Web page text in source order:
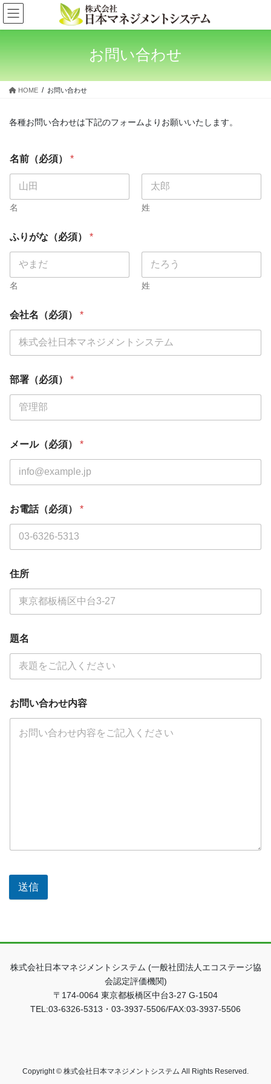
コ
ン
テ
ス
ナ
ビ
ゲ
ン
お問い合わせ
HOME お問い合わせ
各種お問い合わせは下記のフォームよりお願いいたします。
名前（必須） *
名 姓
ふりがな（必須） *
名 姓
会社名（必須） *
部署（必須） *
メール（必須） *
お電話（必須） *
住所
題名
お問い合わせ内容
送信
株式会社日本マネジメントシステム (一般社団法人エコステージ協
会認定評価機関)
〒174-0064 東京都板橋区中台3-27 G-1504
TEL:03-6326-5313・03-3937-5506/FAX:03-3937-5506
Copyright © 株式会社日本マネジメントシステム All Rights Reserved.